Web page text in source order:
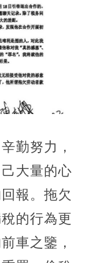
勤努力，
大量的心
報。拖欠
的行為更
車之鑒，